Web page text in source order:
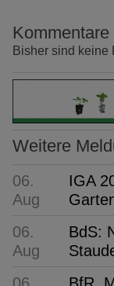
Kommentare
Bisher sind keine
Weitere
06.
Aug
IGA
06.
Aug
BdS: